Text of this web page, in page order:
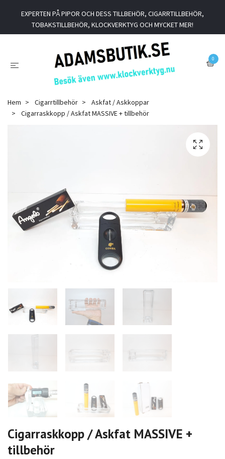
EXPERTEN PÅ PIPOR OCH DESS TILLBEHÖR, CIGARRTILLBEHÖR,
TOBAKSTILLBEHÖR, KLOCKVERKTYG OCH MYCKET MER!
0
Hem Cigarrtillbehör
Askfat / Askkoppar
Cigarraskkopp / Askfat MASSIVE + tillbehör
Cigarraskkopp / Askfat MASSIVE +
tillbehör